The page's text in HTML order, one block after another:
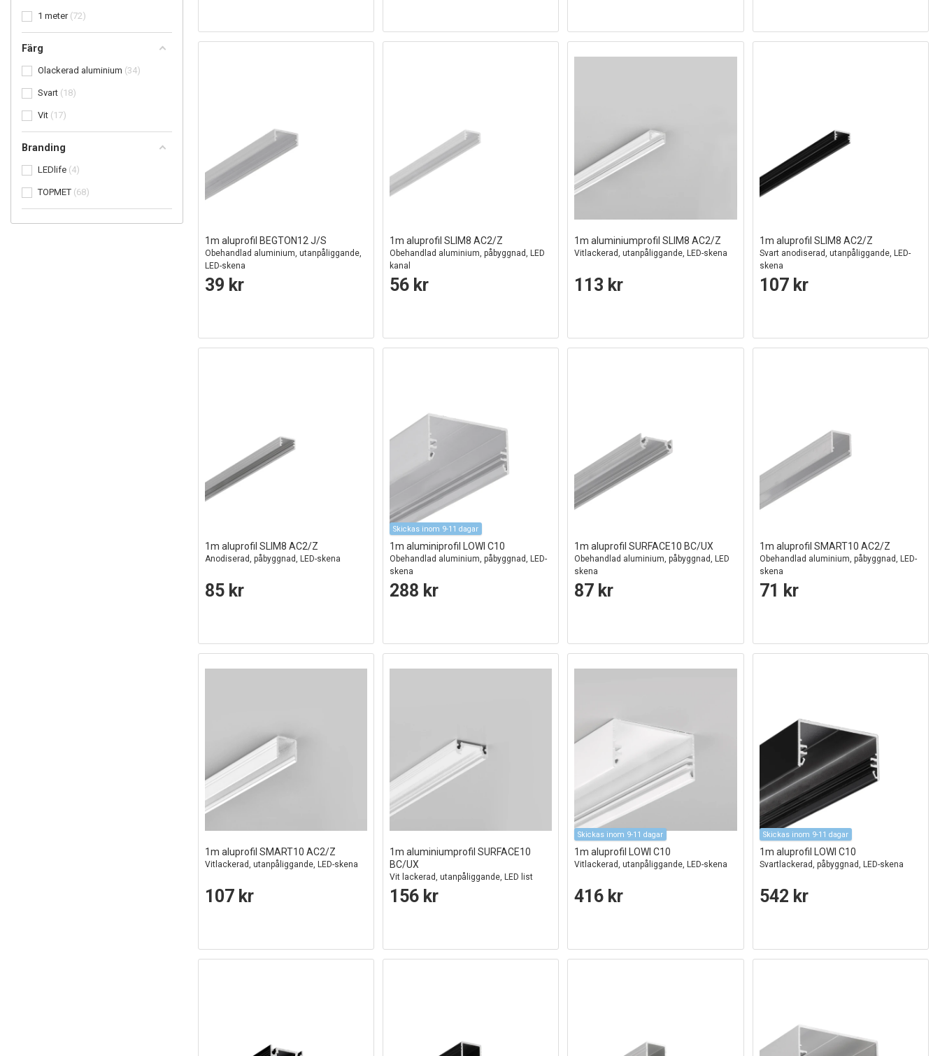
1m aluprofil BEGTON12 J/S
Obehandlad aluminium, utanpåliggande,
LED-skena
39 kr
1m aluprofil SLIM8 AC2/Z
Obehandlad aluminium, påbyggnad, LED
kanal
56 kr
1m aluminiumprofil SLIM8 AC2/Z
Vitlackerad, utanpåliggande, LED-skena
113 kr
1m aluprofil SLIM8 AC2/Z
Svart anodiserad, utanpåliggande, LED-
skena
107 kr
1m aluprofil SLIM8 AC2/Z
Anodiserad, påbyggnad, LED-skena
85 kr
Skickas inom 9-11 dagar
1m aluminiprofil LOWI C10
Obehandlad aluminium, påbyggnad, LED-
skena
288 kr
1m aluprofil SURFACE10 BC/UX
Obehandlad aluminium, påbyggnad, LED
skena
87 kr
1m aluprofil SMART10 AC2/Z
Obehandlad aluminium, påbyggnad, LED-
skena
71 kr
1m aluprofil SMART10 AC2/Z
Vitlackerad, utanpåliggande, LED-skena
107 kr
1m aluminiumprofil SURFACE10
BC/UX
Vit lackerad, utanpåliggande, LED list
156 kr
Skickas inom 9-11 dagar
1m aluprofil LOWI C10
Vitlackerad, utanpåliggande, LED-skena
416 kr
Skickas inom 9-11 dagar
1m aluprofil LOWI C10
Svartlackerad, påbyggnad, LED-skena
542 kr
1 meter 72
Färg
Olackerad aluminium 34
Svart 18
Vit 17
Branding
LEDlife 4
TOPMET 68